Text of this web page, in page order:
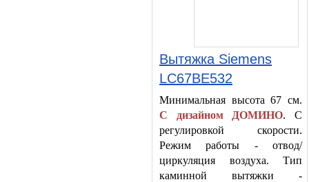
Вытяжка Siemens
LC67BE532
Минимальная высота 67 см.
С дизайном ДОМИНО. С
регулировкой скорости.
Режим работы - отвод/
циркуляция воздуха. Тип
каминной вытяжки -